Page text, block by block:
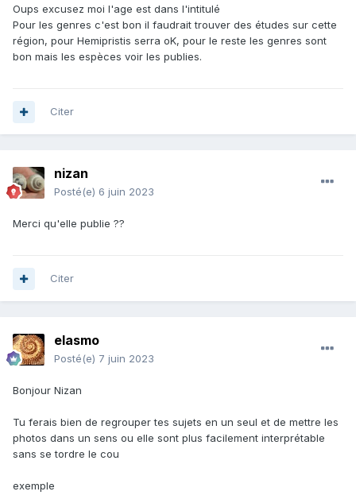
Oups excusez moi l'age est dans l'intitulé
Pour les genres c'est bon il faudrait trouver des études sur cette
région, pour Hemipristis serra oK, pour le reste les genres sont
bon mais les espèces voir les publies.
Citer
nizan
Posté(e) 6 juin 2023
Merci qu'elle publie ??
Citer
elasmo
Posté(e) 7 juin 2023
Bonjour Nizan
Tu ferais bien de regrouper tes sujets en un seul et de mettre les
photos dans un sens ou elle sont plus facilement interprétable
sans se tordre le cou
exemple